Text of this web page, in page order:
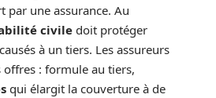
par une assurance. Au
civile doit protéger
à un tiers. Les assureurs
: formule au tiers,
qui élargit la couverture à de